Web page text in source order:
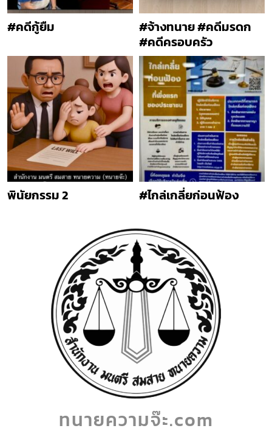
#คดีกู้ยืม
#จ้างทนาย #คดีมรดก
#คดีครอบครัว
พินัยกรรม 2 #ไกล่เกลี่ยก่อนฟ้อง
ทนายความจ๊ะ.com